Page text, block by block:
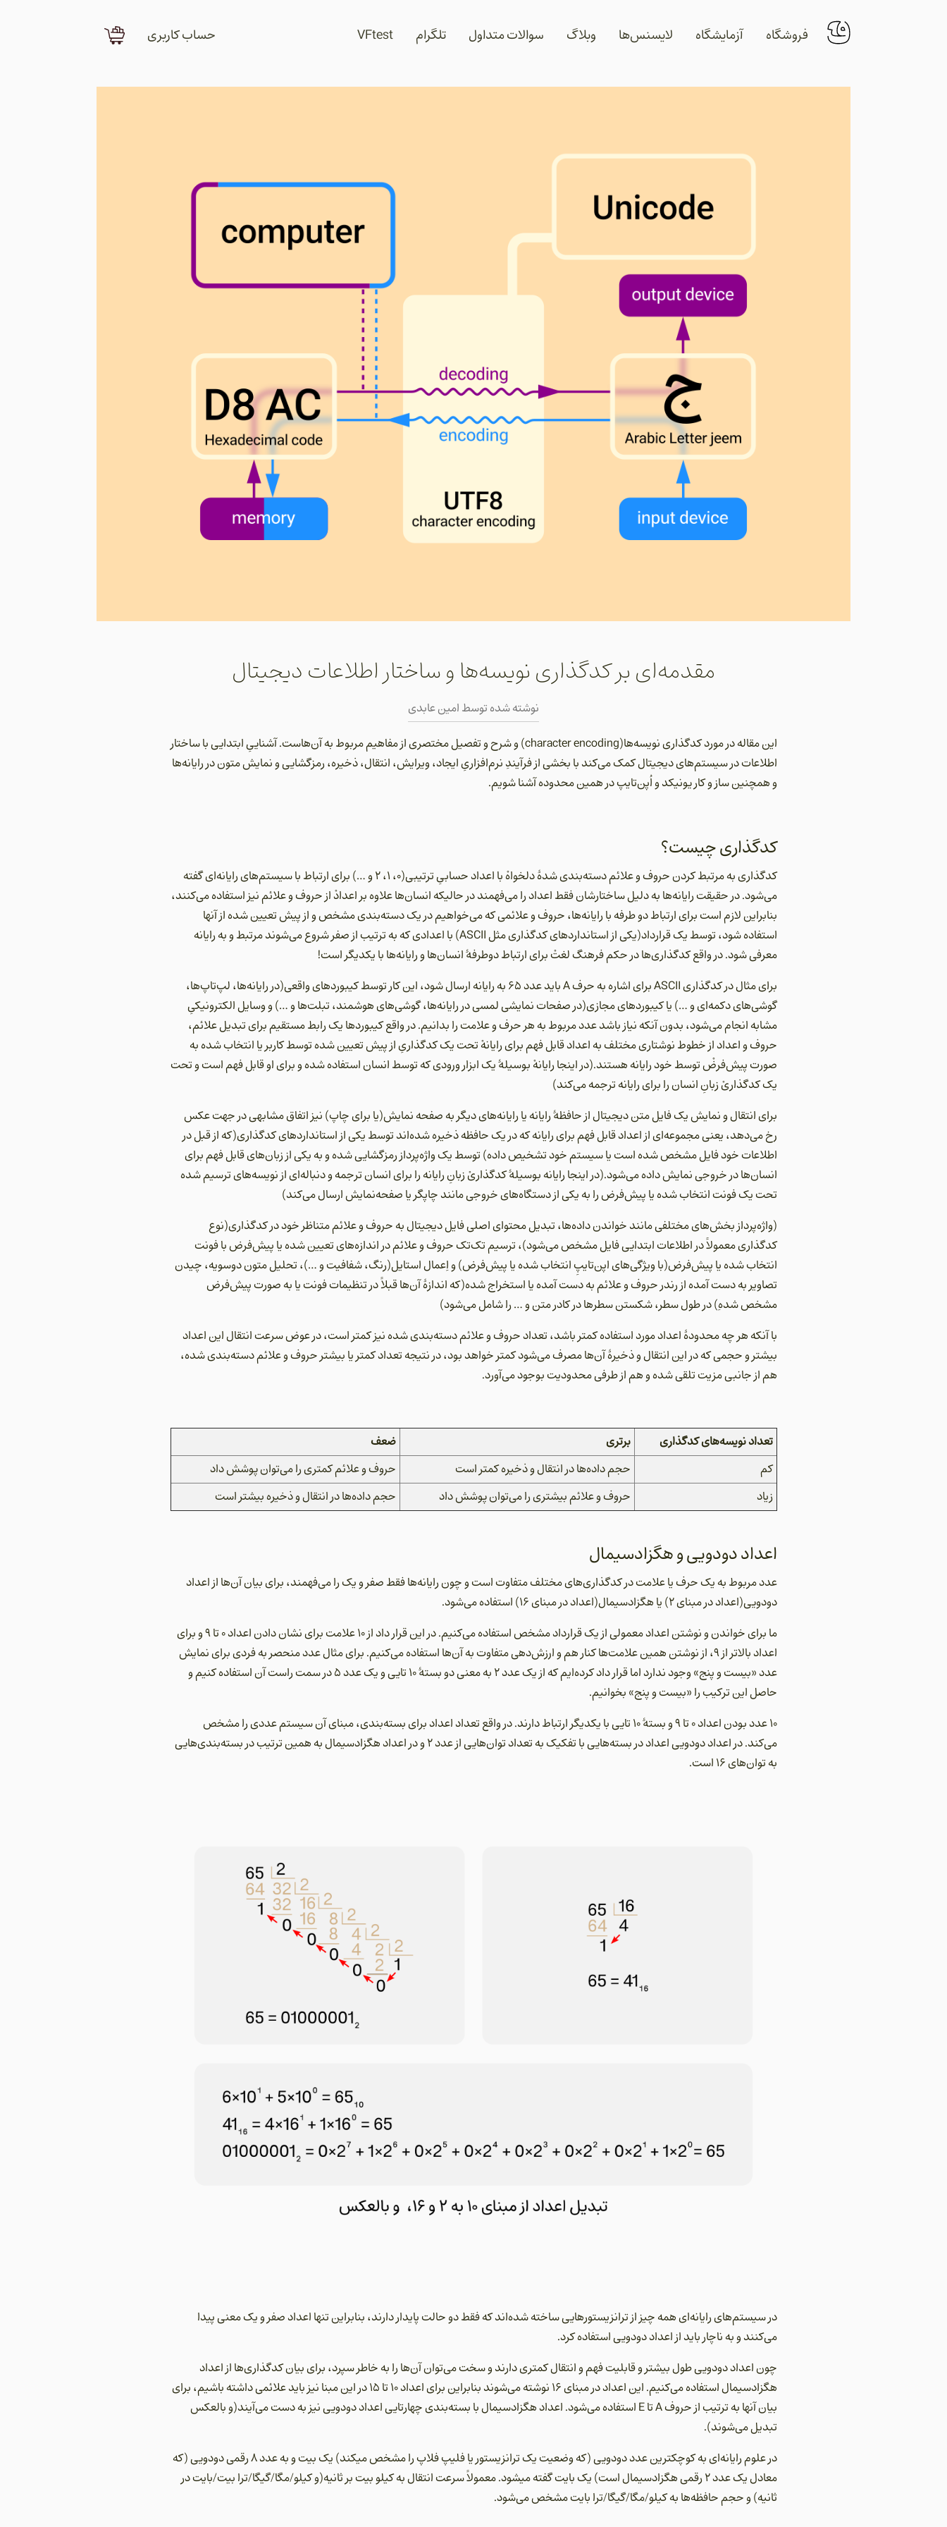
فروشگاه آزمایشگاه لایسنس‌ها وبلاگ سوالات متداول تلگرام VFtest حساب کاربری
مقدمه‌ای بر کدگذاری نویسه‌ها و ساختار اطلاعات دیجیتال
نوشته شده توسطامین عابدی
این مقاله در مورد کدگذاری نویسه‌ها(character encoding) و شرح و تفصیل مختصری از مفاهیم مربوط به آن‌هاست. آشناییِ ابتدایی با ساختار
اطلاعات در سیستم‌های دیجیتال کمک می‌کند با بخشی از فرآیندِ نرم‌افزاریِ ایجاد، ویرایش، انتقال، ذخیره، رمزگشایی و نمایش متون در رایانه‌ها
و همچنین ساز و کار یونیکد و اُپن‌تایپ در همین محدوده آشنا شویم.
کدگذاری چیست؟
کدگذاری به مرتبط کردن حروف و علائم دسته‌بندی شدۀ دلخواهْ با اعداد حسابیِ ترتیبی(0، 1، 2 و …) برای ارتباط با سیستم‌های رایانه‌ای گفته
می‌شود. در حقیقت رایانه‌ها به دلیل ساختارشان فقط اعداد را می‌فهمند در حالیکه انسان‌ها علاوه بر اعدادْ از حروف و علائم نیز استفاده می‌کنند،
بنابراین لازم است برای ارتباط دو طرفه با رایانه‌ها، حروف و علائمی که می‌خواهیم در یک دسته‌بندی مشخص و از پیش تعیین شده از آنها
استفاده شود، توسط یک قرارداد(یکی از استانداردهای کدگذاری مثل ASCII) با اعدادی که به ترتیب از صفر شروع می‌شوند مرتبط و به رایانه
معرفی شود. در واقع کدگذاری‌ها در حکم فرهنگ لغتْ برای ارتباط دوطرفۀ انسان‌ها و رایانه‌‌ها با یکدیگر است!
برای مثال در کدگذاری‌ ASCII برای اشاره به حرف A باید عدد 65 به رایانه ارسال شود، این کار توسط کیبوردهای واقعی(در رایانه‌ها، لپ‌تاپ‌ها،
گوشی‌های دکمه‌ای و …) یا کیبوردهای مجازی(در صفحات نمایشی لمسی در رایانه‌ها، گوشی‌های هوشمند، تبلت‌ها و …) و وسایل الکترونیکیِ
مشابه انجام می‌شود، بدون آنکه نیاز باشد عدد مربوط به هر حرف و علامت را بدانیم. در واقع کیبوردها یک رابط مستقیم برای تبدیل علائم،
حروف و اعداد از خطوط نوشتاری مختلف به اعداد قابل فهم برای رایانهْ تحت یک کدگذاریِ از پیش تعیین شده توسط کاربر یا انتخاب شده به
صورت پیش‌فرضْ توسط خود رایانه هستند.(در اینجا رایانهْ بوسیلۀ یک ابزار ورودی که توسط انسان استفاده شده و برای او قابل فهم است و تحت
یک کدگذاریْ زبانِ انسان را برای رایانه ترجمه می‌کند)
برای انتقال و نمایش یک فایل متن دیجیتال از حافظۀ رایانه یا رایانه‌های دیگر به صفحه نمایش(یا برای چاپ) نیز اتفاق مشابهی در جهت عکس
رخ می‌دهد، یعنی مجموعه‌ای از اعداد قابل فهم برای رایانه که در یک حافظه ذخیره شده‌اند توسط یکی از استانداردهای کدگذاری(که از قبل در
اطلاعات خود فایل مشخص شده است یا سیستم خود تشخیص داده) توسط یک واژه‌پرداز رمزگشایی شده و به یکی از زبان‌های قابل فهم برای
انسان‌ها در خروجی نمایش داده می‌شود.(در اینجا رایانه بوسیلۀ کدگذاریْ زبانِ رایانه را برای انسان ترجمه و دنباله‌ای از نویسه‌های ترسیم شده
تحت یک فونت انتخاب شده یا پیش‌فرض را به یکی از دستگاه‌های خروجی مانند چاپگر یا صفحه‌نمایش ارسال می‌کند)
(واژه‌پرداز بخش‌های مختلفی مانند خواندن داده‌ها، تبدیل محتوای اصلی فایل دیجیتال به حروف و علائم متناظر خود در کدگذاری(نوع
کدگذاری معمولاً در اطلاعات ابتدایی فایل مشخص می‌شود)، ترسیم تک‌تک حروف و علائم در اندازه‌های تعیین شده یا پیش‌فرض با فونت
انتخاب شده یا پیش‌فرض(با ویژگی‌های اپن‌تایپِ انتخاب شده یا پیش‌فرض) و اِعمال استایل(رنگ، شفافیت و …)، تحلیل متون دوسویه، چیدن
تصاویر به دست آمده از رندر حروف و علائم به دست آمده یا استخراج شده(که اندازۀ آن‌ها قبلاً در تنظیمات فونت یا به صورت پیش‌فرض
مشخص شدهِ) در طول سطر، شکستن سطرها در کادر متن و … را شامل می‌شود)
با آنکه هر چه محدودۀ اعداد مورد استفاده کمتر باشد، تعداد حروف و علائم دسته‌بندی شده نیز کمتر است، در عوض سرعت انتقال این اعداد
بیشتر و حجمی که در این انتقال و ذخیرۀ آن‌ها مصرف می‌شود کمتر خواهد بود، در نتیجه تعداد کمتر یا بیشتر حروف و علائم دسته‌بندی شده،
هم از جانبی مزیت تلقی شده و هم از طرفی محدودیت بوجود می‌آورد.
تعداد نویسه‌های کدگذاری برتری
ضعف
کم
حجم داده‌ها در انتقال و ذخیره کمتر است
حروف و علائم کمتری را می‌توان پوشش داد
زیاد
حروف و علائم بیشتری را می‌توان پوشش داد حجم داده‌ها در انتقال و ذخیره بیشتر است
اعداد دودویی و هگزادسیمال
عدد مربوط به یک حرف یا علامت در کدگذاری‌های مختلف متفاوت است و چون رایانه‌ها فقط صفر و یک را می‌فهمند، برای بیان آن‌ها از اعداد
دودویی(اعداد در مبنای 2) یا هگزادسیمال(اعداد در مبنای 16) استفاده می‌شود.
ما برای خواندن و نوشتن اعداد معمولی از یک قرارداد مشخص استفاده می‌کنیم. در این قرار داد از 10 علامت برای نشان دادن اعداد 0 تا 9 و برای
اعداد بالاتر از 9، از نوشتن همین علامت‌ها کنار هم و ارزش‌دهی متفاوت به آن‌ها استفاده می‌کنیم. برای مثال عدد منحصر به فردی برای نمایش
عدد «بیست و پنج» وجود ندارد اما قرار داد کرده‎‌ایم که از یک عدد 2 به معنی دو بستۀ 10 تایی و یک عدد 5 در سمت راست آن استفاده کنیم و
حاصل این ترکیب را «بیست و پنج» بخوانیم.
10 عدد بودن اعداد 0 تا 9 و بستۀ 10 تایی با یکدیگر ارتباط دارند. در واقع تعداد اعداد برای بسته‌بندی‌، مبنای آن سیستم عددی را مشخص
می‌کند. در اعداد دودویی اعداد در بسته‎‌هایی با تفکیک به تعداد توان‌هایی از عدد 2 و در اعداد هگزادسیمال به همین ترتیب در بسته‌‌بندی‌هایی
به توان‌های 16 است.
در سیستم‌های رایانه‌ای همه چیز از ترانزیستورهایی ساخته شده‌اند که فقط دو حالت پایدار دارند، بنابراین تنها اعداد صفر و یک معنی پیدا
می‌کنند و به ناچار باید از اعداد دودویی استفاده کرد.
چون اعداد دودویی طول بیشتر و قابلیت فهم و انتقال کمتری دارند و سخت می‌توان آن‌ها را به خاطر سپرد، برای بیان کدگذاری‌ها از اعداد
هگزادسیمال استفاده می‌کنیم. این اعداد در مبنای 16 نوشته می‌شوند بنابراین برای اعداد 10 تا 15 در این مبنا نیز باید علائمی داشته باشیم، برای
بیان آنها به ترتیب از حروف A تا E استفاده می‌شود. اعداد هگزادسیمال با بسته‌بندی چهارتایی اعداد دودویی نیز به دست می‌آیند(و بالعکس
تبدیل می‌شوند).
در علوم رایانه‌ای به کوچکترین عدد دودویی (که وضعیت یک ترانزیستور یا فلیپ فلاپ را مشخص میکند) یک بیت و به عدد 8 رقمی دودویی (که
معادل یک عدد 2 رقمی هگزادسیمال است) یک بایت گفته میشود. معمولاً سرعت انتقال به کیلو بیت بر ثانیه(و کیلو/مگا/گیگا/ترا بیت/بایت در
ثانیه) و حجم حافظه‌ها به کیلو/مگا/گیگا/ترا بایت مشخص می‌شود.